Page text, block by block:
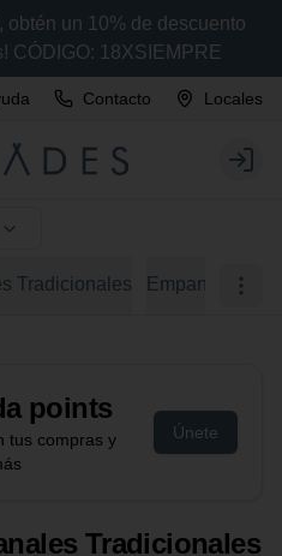
obtén un 10% de descuento
CÓDIGO: 18XSIEMPRE
Contacto Locales
Login
Tradicionales Empanadas
points
tus compras y
Únete
Tradicionales